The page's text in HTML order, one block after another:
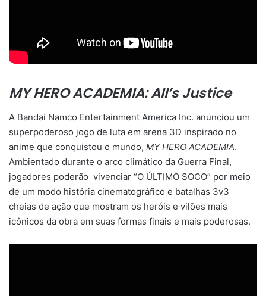
MY HERO ACADEMIA: All’s Justice
A Bandai Namco Entertainment America Inc. anunciou um
superpoderoso jogo de luta em arena 3D inspirado no
anime que conquistou o mundo, MY HERO ACADEMIA.
Ambientado durante o arco climático da Guerra Final,
jogadores poderão vivenciar “O ÚLTIMO SOCO” por meio
de um modo história cinematográfico e batalhas 3v3
cheias de ação que mostram os heróis e vilões mais
icônicos da obra em suas formas finais e mais poderosas.